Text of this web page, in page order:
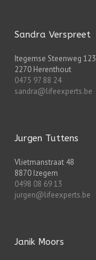
Sandra Verspreet
Itegemse Steenweg 123
2270 Herenthout
0475 97 88 24
sandra@lifeexperts.be
Jurgen Tuttens
Vlietmanstraat 48
8870 Izegem
0498 08 69 13
jurgen@lifeexperts.be
Janik Moors